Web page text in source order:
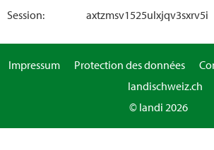
Session:
axtzmsv1525ulxjqv3sxrv5i
Impressum Protection des données
landischweiz.ch
© landi 2026